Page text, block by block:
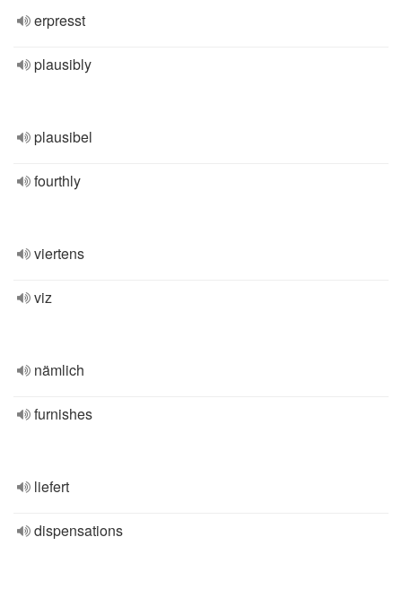
erpresst
plausibly
plausibel
fourthly
viertens
viz
nämlich
furnishes
liefert
dispensations